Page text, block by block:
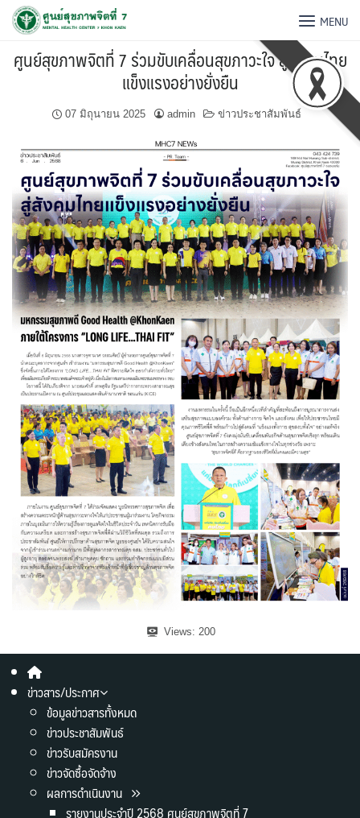
MENU
ศูนย์สุขภาพจิตที่ 7 ร่วมขับเคลื่อนสุขภาวะใจ สู่สังคมไทย
แข็งแรงอย่างยั่งยืน
07 มิถุนายน 2025 admin ข่าวประชาสัมพันธ์
Views: 200
ข่าวสาร/ประกาศ
ข้อมูลข่าวสารทั้งหมด
ข่าวประชาสัมพันธ์
ข่าวรับสมัครงาน
ข่าวจัดซื้อจัดจ้าง
ผลการดำเนินงาน
รายงานประจำปี 2568 ศูนย์สุขภาพจิตที่ 7